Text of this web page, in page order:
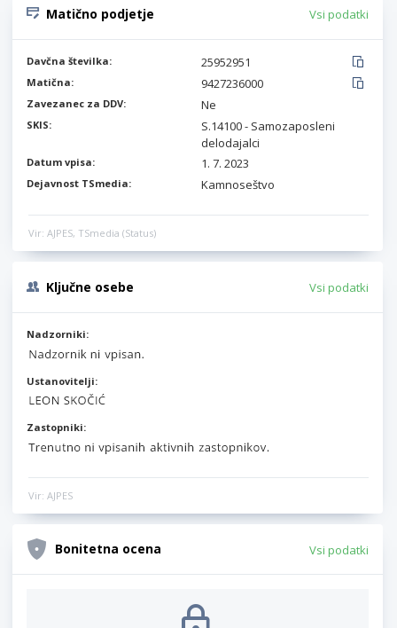
Matično podjetje Vsi podatki
Davčna številka: 25952951
Matična: 9427236000
Zavezanec za DDV: Ne
SKIS:
S.14100 - Samozaposleni
delodajalci
Datum vpisa: 1. 7. 2023
Dejavnost TSmedia: Kamnoseštvo
Vir: AJPES, TSmedia (Status)
Ključne osebe Vsi podatki
Nadzorniki:
Ustanovitelji:
Zastopniki:
Vir: AJPES
Bonitetna ocena Vsi podatki